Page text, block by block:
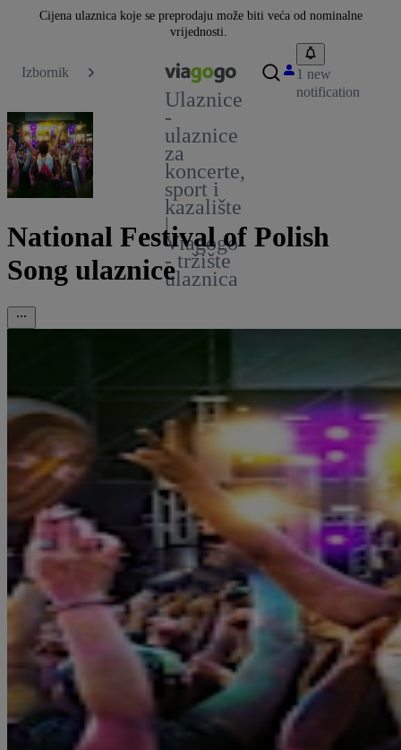
Cijena ulaznica koje se preprodaju može biti veća od nominalne
vrijednosti.
Izbornik
Ulaznice
-
ulaznice
za
koncerte,
sport i
kazalište
|
Viagogo
- tržište
ulaznica
1 new
notification
National Festival of Polish
Song ulaznice